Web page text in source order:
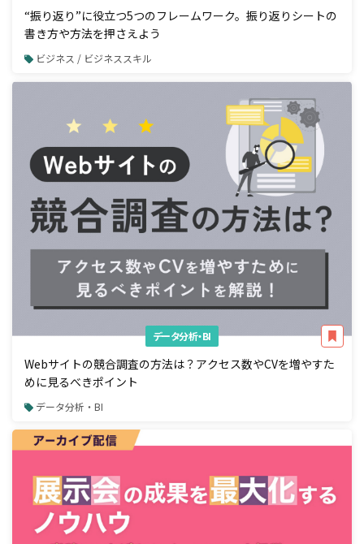
“振り返り”に役立つ5つのフレームワーク。振り返りシートの
書き方や方法を押さえよう
ビジネス / ビジネススキル
データ分析・BI
Webサイトの競合調査の方法は？アクセス数やCVを増やすた
めに見るべきポイント
データ分析・BI